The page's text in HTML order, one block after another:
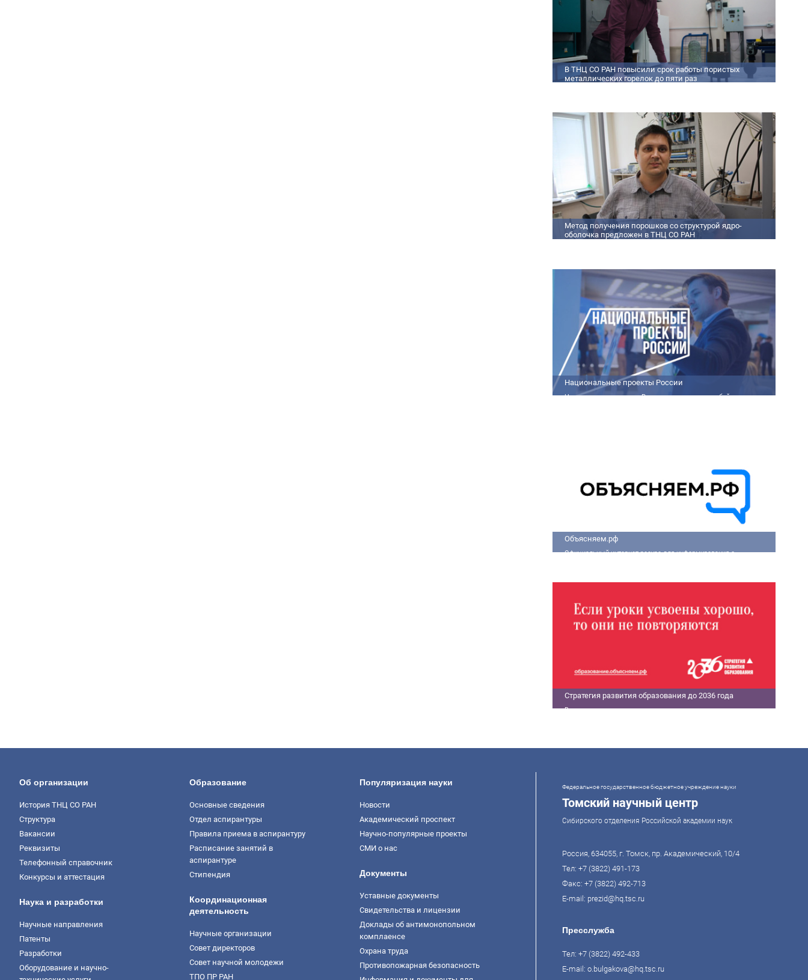
В ТНЦ СО РАН повысили срок работы пористых
металлических горелок до пяти раз
получаемых методом самораспространяющегося
высокотемпературного синтеза (СВС). Сначала ученые создали
покрытие из диспрозия или иттрия на поверхности
металлических порошков, небольшая добавка которых
позволяет равномерно распределять микроконцентрацию
редкоземельных элементов по всему объем
Метод получения порошков со структурой ядро-
оболочка предложен в ТНЦ СО РАН
orci et, dignissim mauris. Fusce sollicitudin a dolor et bibendum.
Suspendisse rutrum dui id vestibulum aliquet. Vivamus imperdiet
ligula id imperdiet molestie. Phasellus id convallis purus, in
condimentum felis. Phasellus hendrerit, arcu nec elementum
pretium, ipsum justo port
Национальные проекты России
Национальные проекты России представляют собой
Объясняем.рф
Официальный интернет-ресурс для информирования о
Стратегия развития образования до 2036 года
В современном мире только государства с передовыми
президент России Владимир Путин поручил правительству
Об организации
История ТНЦ СО РАН
Структура
Вакансии
Реквизиты
Телефонный справочник
Конкурсы и аттестация
Наука и разработки
Научные направления
Патенты
Разработки
Оборудование и научно-
Образование
Основные сведения
Отдел аспирантуры
Правила приема в аспирантуру
Расписание занятий в
аспирантуре
Стипендия
Координационная
деятельность
Научные организации
Совет директоров
Совет научной молодежи
ТПО ПР РАН
Популяризация науки
Новости
Академический проспект
Научно-популярные проекты
СМИ о нас
Документы
Уставные документы
Свидетельства и лицензии
Доклады об антимонопольном
комплаенсе
Охрана труда
Противопожарная безопасность
Федеральное государственное бюджетное учреждение науки
Томский научный центр
Сибирского отделения Российской академии наук
Россия, 634055, г. Томск, пр. Академический, 10/4
Тел:+7 (3822) 491-173
Факс: +7 (3822) 492-713
E-mail: prezid@hq.tsc.ru
Пресслужба
Тел:+7 (3822) 492-433
E-mail:o.bulgakova@hq.tsc.ru